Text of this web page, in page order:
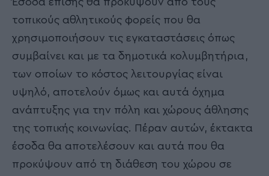
τοπικούς αθλητικούς φορείς που θα
χρησιμοποιήσουν τις εγκαταστάσεις όπως
συμβαίνει και με τα δημοτικά κολυμβητήρια,
των οποίων το κόστος λειτουργίας είναι
υψηλό, αποτελούν όμως και αυτά όχημα
ανάπτυξης για την πόλη και χώρους άθλησης
της τοπικής κοινωνίας. Πέραν αυτών, έκτακτα
έσοδα θα αποτελέσουν και αυτά που θα
προκύψουν από τη διάθεση του χώρου σε